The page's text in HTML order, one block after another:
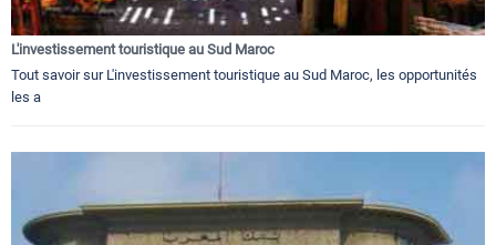
L'investissement touristique au Sud Maroc
Tout savoir sur L'investissement touristique au Sud Maroc, les opportunités
les a